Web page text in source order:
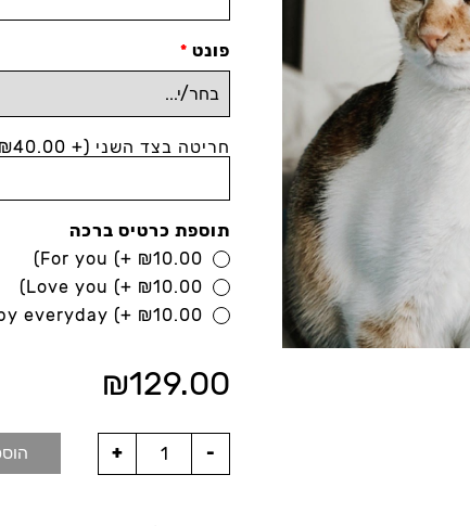
פונט *
חריטה בצד השני (+
₪40.00)
תוספת כרטיס ברכה
For you (+ ₪10.00)
Love you (+ ₪10.00)
everyday (+ ₪10.00)
₪129.00